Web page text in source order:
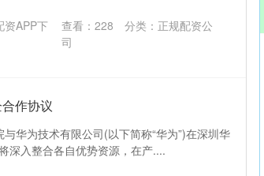
资APP下
查看：228 分类： 正规配资公
司
作协议
华为技术有限公司(以下简称“华为”)在深圳华
深入整合各自优势资源，在产....